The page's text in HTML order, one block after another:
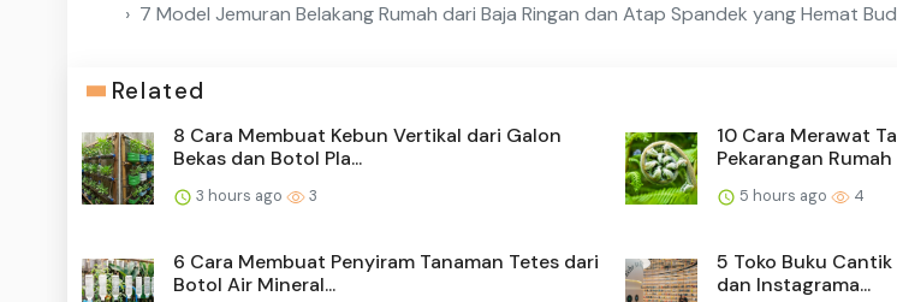
7 Model Jemuran Belakang Rumah dari Baja Ringan dan Atap Spandek yang Hemat
Related
8 Cara Membuat Kebun Vertikal dari Galon
Bekas dan Botol Pla...
3 hours ago 3
10 Cara Merawat
Pekarangan
5 hours ago 4
6 Cara Membuat Penyiram Tanaman Tetes dari
Botol Air Mineral...
5 Toko Buku Cantik
dan Instagrama...